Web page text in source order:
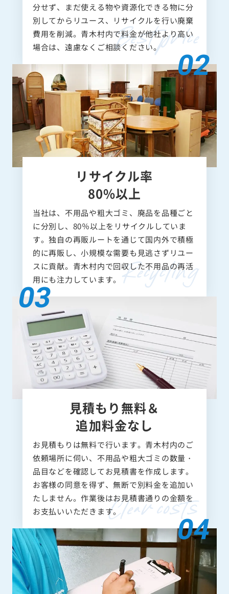
分せず、まだ使える物や資源化できる物に分
別してからリユース、リサイクルを行い廃棄
費用を削減。青木村内で料金が他社より高い
場合は、遠慮なくご相談ください。
リサイクル率
80%以上
当社は、不用品や粗大ゴミ、廃品を品種ごと
に分別し、80％以上をリサイクルしていま
す。独自の再販ルートを通じて国内外で積極
的に再販し、小規模な需要も見逃さずリユー
スに貢献。青木村内で回収した不用品の再活
用にも注力しています。
見積もり無料＆
追加料金なし
お見積もりは無料で行います。青木村内のご
依頼場所に伺い、不用品や粗大ゴミの数量・
品目などを確認してお見積書を作成します。
お客様の同意を得ず、無断で別料金を追加い
たしません。作業後はお見積書通りの金額を
お支払いいただきます。